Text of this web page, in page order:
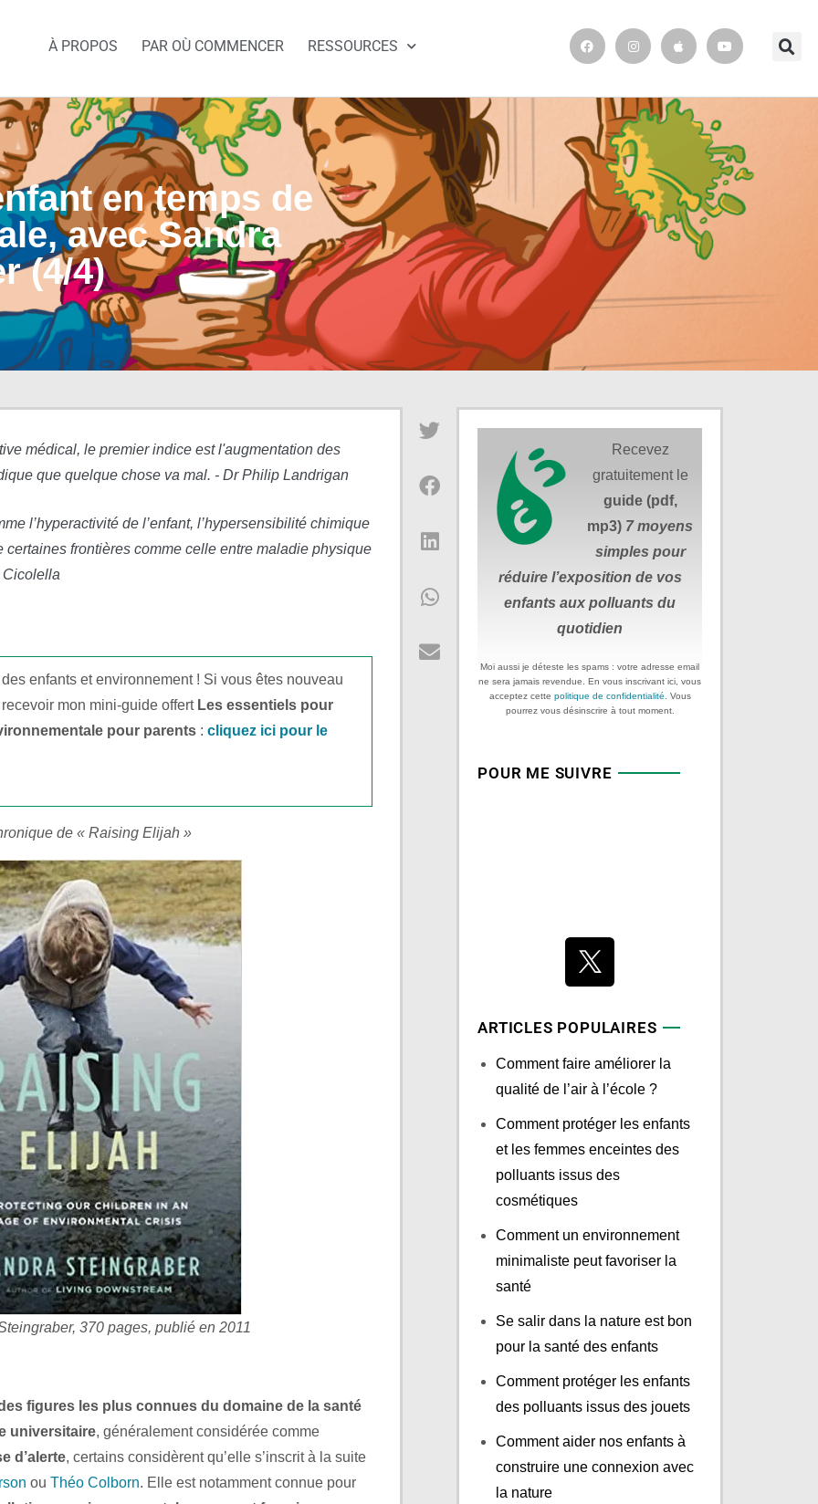
À PROPOS PAR OÙ COMMENCER RESSOURCES
en temps de
avec Sandra
(4/4)
médical, le premier indice est l'augmentation des
que quelque chose va mal. - Dr Philip Landrigan
l’hyperactivité de l’enfant, l’hypersensibilité chimique
certaines frontières comme celle entre maladie physique
Cicolella
enfants et environnement ! Si vous êtes nouveau
mon mini-guide offert Les essentiels pour
pour parents :cliquez ici pour le
de « Raising Elijah »
370 pages, publié en 2011
figures les plus connues du domaine de la santé
universitaire, généralement considérée comme
d’alerte, certains considèrent qu’elle s’inscrit à la suite
ou Théo Colborn. Elle est notamment connue pour
Recevez
gratuitement le
guide (pdf,
mp3) 7 moyens
simples pour
réduire l’exposition de vos
enfants aux polluants du
quotidien
Moi aussi je déteste les spams : votre adresse email
ne sera jamais revendue. En vous inscrivant ici, vous
acceptez cette politique de confidentialité . Vous
pourrez vous désinscrire à tout moment.
POUR ME SUIVRE
ARTICLES POPULAIRES
Comment faire améliorer la
qualité de l’air à l’école ?
Comment protéger les enfants
et les femmes enceintes des
polluants issus des
cosmétiques
Comment un environnement
minimaliste peut favoriser la
santé
Se salir dans la nature est bon
pour la santé des enfants
Comment protéger les enfants
des polluants issus des jouets
Comment aider nos enfants à
construire une connexion avec
la nature